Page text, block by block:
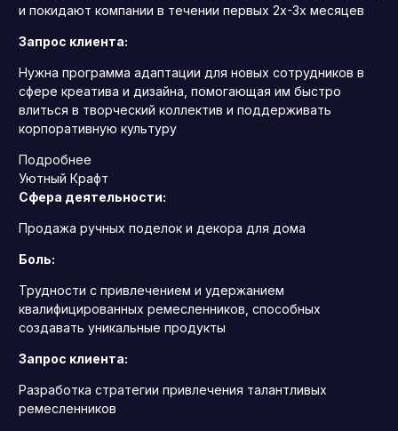
и покидают компании в течении первых 2х-3х месяцев
Запрос клиента:
Нужна программа адаптации для новых сотрудников в
сфере креатива и дизайна, помогающая им быстро
влиться в творческий коллектив и поддерживать
корпоративную культуру
Подробнее
Уютный Крафт
Сфера деятельности:
Продажа ручных поделок и декора для дома
Боль:
Трудности с привлечением и удержанием
квалифицированных ремесленников, способных
создавать уникальные продукты
Запрос клиента:
Разработка стратегии привлечения талантливых
ремесленников